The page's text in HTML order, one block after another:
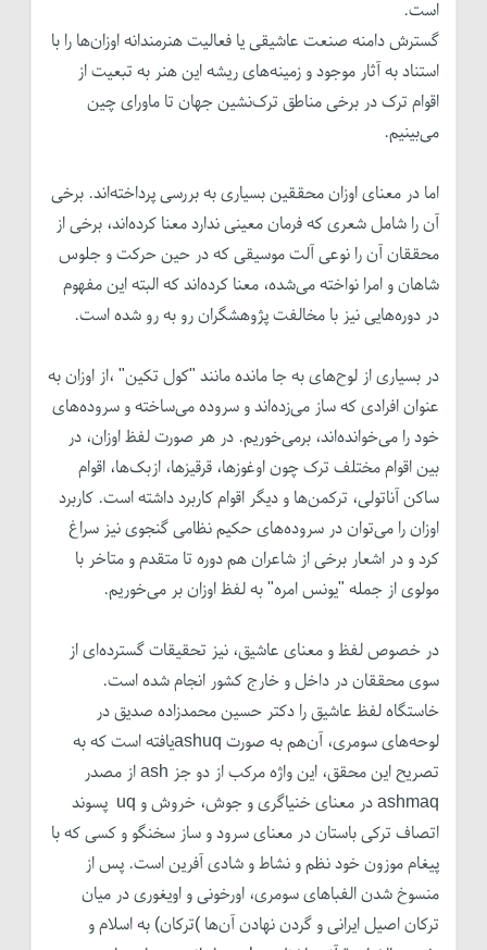
است.
گسترش دامنه صنعت عاشیقی یا فعالیت هنرمندانه اوزان‌ها را با
استناد به آثار موجود و زمینه‌های ریشه این هنر به تبعیت از
اقوام ترک در برخی مناطق ترک‌نشین جهان تا ماورای چین
می‌بینیم.
اما در معنای اوزان محققین بسیاری به بررسی پرداخته‌اند. برخی
آن را شامل شعری که فرمان معینی ندارد معنا کرده‌اند، برخی از
محققان آن را نوعی آلت موسیقی که در حین حرکت و جلوس
شاهان و امرا نواخته می‌شده، معنا کرده‌اند که البته این مفهوم
در دوره‌هایی نیز با مخالفت پژوهشگران رو به رو شده است.
در بسیاری از لوح‌های به جا مانده مانند "کول تکین" ،از اوزان به
عنوان افرادی که ساز می‌زده‌اند و سروده می‌ساخته و سروده‌های
خود را می‌خوانده‌اند، برمی‌خوریم. در هر صورت لفظ اوزان، در
بین اقوام مختلف ترک چون اوغوزها، قرقیزها، ازبک‌ها، اقوام
ساکن آناتولی، ترکمن‌ها و دیگر اقوام کاربرد داشته است. کاربرد
اوزان را می‌توان در سروده‌های حکیم نظامی گنجوی نیز سراغ
کرد و در اشعار برخی از شاعران هم دوره تا متقدم و متاخر با
مولوی از جمله "یونس امره" به لفظ اوزان بر می‌خوریم.
در خصوص لفظ و معنای عاشیق، نیز تحقیقات گسترده‌ای از
سوی محققان در داخل و خارج کشور انجام شده است.
خاستگاه لفظ عاشیق را دکتر حسین محمدزاده صدیق در
لوحه‌های سومری، آن‌هم به صورت ashuqیافته است که به
تصریح این محقق، این واژه مرکب از دو جز ash از مصدر
ashmaq در معنای خنیاگری و جوش، خروش و uq پسوند
اتصاف ترکی باستان در معنای سرود و ساز سخنگو و کسی که با
پیغام موزون خود نظم و نشاط و شادی آفرین است. پس از
منسوخ شدن الفباهای سومری، اورخونی و اویغوری در میان
ترکان اصیل ایرانی و گردن نهادن آن‌ها )ترکان) به اسلام و